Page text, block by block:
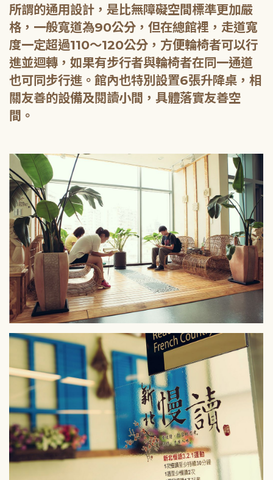
所謂的通用設計，是比無障礙空間標準更加嚴
格，一般寬道為90公分，但在總館裡，走道寬
度一定超過110～120公分，方便輪椅者可以行
進並迴轉，如果有步行者與輪椅者在同一通道
也可同步行進。館內也特別設置6張升降桌，相
關友善的設備及閱讀小間，具體落實友善空
間。